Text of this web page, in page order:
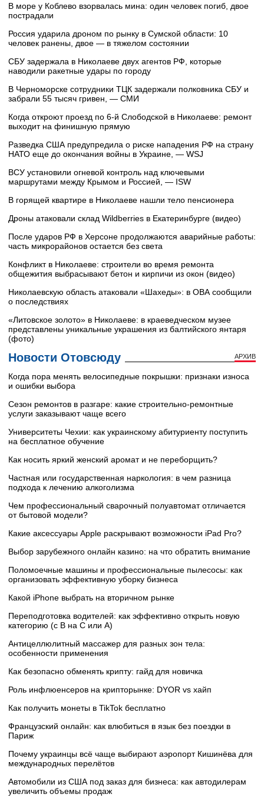
В море у Коблево взорвалась мина: один человек погиб, двое
пострадали
Россия ударила дроном по рынку в Сумской области: 10
человек ранены, двое — в тяжелом состоянии
СБУ задержала в Николаеве двух агентов РФ, которые
наводили ракетные удары по городу
В Черноморске сотрудники ТЦК задержали полковника СБУ и
забрали 55 тысяч гривен, — СМИ
Когда откроют проезд по 6-й Слободской в Николаеве: ремонт
выходит на финишную прямую
Разведка США предупредила о риске нападения РФ на страну
НАТО еще до окончания войны в Украине, — WSJ
ВСУ установили огневой контроль над ключевыми
маршрутами между Крымом и Россией, — ISW
В горящей квартире в Николаеве нашли тело пенсионера
Дроны атаковали склад Wildberries в Екатеринбурге (видео)
После ударов РФ в Херсоне продолжаются аварийные работы:
часть микрорайонов остается без света
Конфликт в Николаеве: строители во время ремонта
общежития выбрасывают бетон и кирпичи из окон (видео)
Николаевскую область атаковали «Шахеды»: в ОВА сообщили
о последствиях
«Литовское золото» в Николаеве: в краеведческом музее
представлены уникальные украшения из балтийского янтаря
(фото)
Новости Отовсюду АРХИВ
Когда пора менять велосипедные покрышки: признаки износа
и ошибки выбора
Сезон ремонтов в разгаре: какие строительно-ремонтные
услуги заказывают чаще всего
Университеты Чехии: как украинскому абитуриенту поступить
на бесплатное обучение
Как носить яркий женский аромат и не переборщить?
Частная или государственная наркология: в чем разница
подхода к лечению алкоголизма
Чем профессиональный сварочный полуавтомат отличается
от бытовой модели?
Какие аксессуары Apple раскрывают возможности iPad Pro?
Выбор зарубежного онлайн казино: на что обратить внимание
Поломоечные машины и профессиональные пылесосы: как
организовать эффективную уборку бизнеса
Какой iPhone выбрать на вторичном рынке
Переподготовка водителей: как эффективно открыть новую
категорию (с B на C или А)
Антицеллюлитный массажер для разных зон тела:
особенности применения
Как безопасно обменять крипту: гайд для новичка
Роль инфлюенсеров на крипторынке: DYOR vs хайп
Как получить монеты в TikTok бесплатно
Французский онлайн: как влюбиться в язык без поездки в
Париж
Почему украинцы всё чаще выбирают аэропорт Кишинёва для
международных перелётов
Автомобили из США под заказ для бизнеса: как автодилерам
увеличить объемы продаж